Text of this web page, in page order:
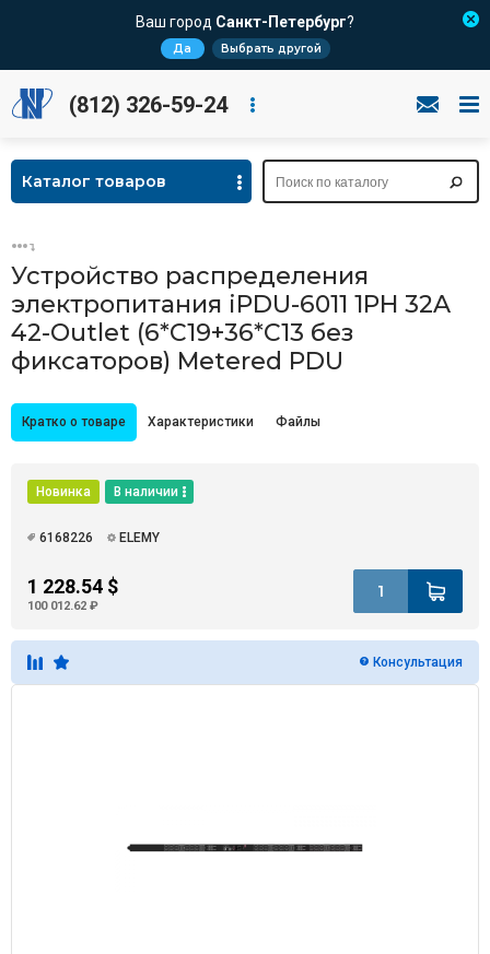
Ваш город Санкт-Петербург?
Да Выбрать другой
(812) 326-59-24
Каталог товаров
Устройство распределения
электропитания iPDU-6011 1PH 32A
42-Outlet (6*C19+36*C13 без
фиксаторов) Metered PDU
Кратко о товаре Характеристики Файлы
Новинка В наличии
6168226 ELEMY
1 228.54 $
100 012.62 ₽
Консультация